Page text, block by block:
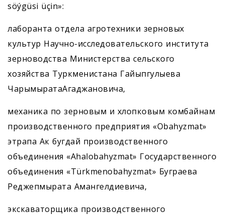
söýgüsi üçin»:
лаборанта отдела агротехники зерновых
культур Научно-исследовательского института
зерноводства Министерства сельского
хозяйства Туркменистана Гайыпгулыева
ЧарымыратаАгаджановича,
механика по зерновым и хлопковым комбайнам
производственного предприятия «Obahyzmat»
этрапа Ак бугдай производственного
объединения «Ahalobahyzmat» Государственного
объединения «Türkmenobahyzmat» Буграева
Реджепмырата Амангелдиевича,
экскаваторщика производственного